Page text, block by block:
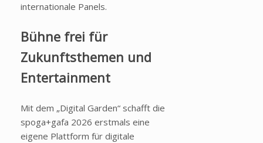
internationale Panels.
Bühne frei für
Zukunftsthemen und
Entertainment
Mit dem „Digital Garden“ schafft die
spoga+gafa 2026 erstmals eine
eigene Plattform für digitale